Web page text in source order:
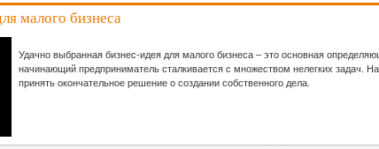
малого бизнеса
Удачно выбранная бизнес-идея для малого бизнеса – это основная
начинающий предприниматель сталкивается с множеством нелегких задач.
принять окончательное решение о создании собственного дела.